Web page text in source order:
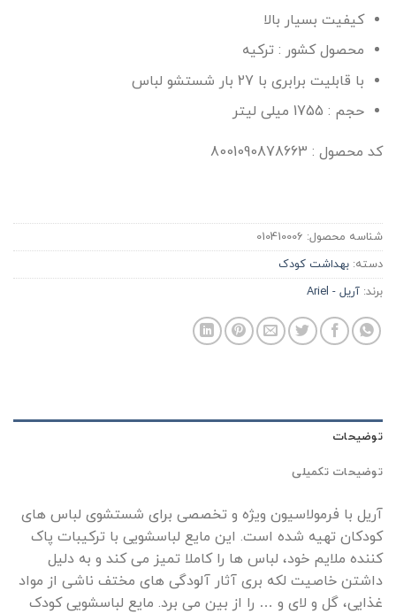
کیفیت بسیار بالا
محصول کشور : ترکیه
با قابلیت برابری با 27 بار شستشو لباس
حجم : 1755 میلی لیتر
کد محصول : 8001090878663
شناسه محصول: 010410006
دسته: بهداشت کودک
برند: آریل - Ariel
توضیحات
توضیحات تکمیلی
آريل با فرمولاسیون ویژه و تخصصی برای شستشوی لباس های
کودکان تهیه شده است. این مایع لباسشویی با ترکیبات پاک
کننده ملایم خود، لباس ها را کاملا تمیز می کند و به دلیل
داشتن خاصیت لکه بری آثار آلودگی های مختف ناشی از مواد
غذایی، گل و لای و … را از بین می برد. مایع لباسشویی کودک